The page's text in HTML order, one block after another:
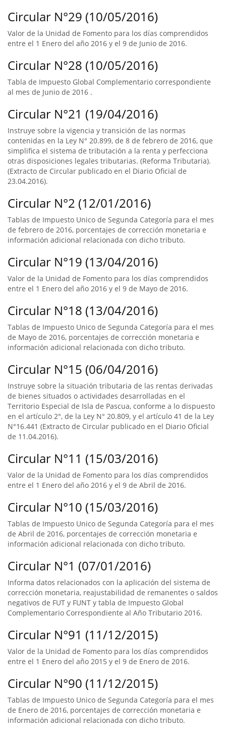
Circular N°29 (10/05/2016)
Valor de la Unidad de Fomento para los días comprendidos
entre el 1 Enero del año 2016 y el 9 de Junio de 2016.
Circular N°28 (10/05/2016)
Tabla de Impuesto Global Complementario correspondiente
al mes de Junio de 2016 .
Circular N°21 (19/04/2016)
Instruye sobre la vigencia y transición de las normas
contenidas en la Ley N° 20.899, de 8 de febrero de 2016, que
simplifica el sistema de tributación a la renta y perfecciona
otras disposiciones legales tributarias. (Reforma Tributaria).
(Extracto de Circular publicado en el Diario Oficial de
23.04.2016).
Circular N°2 (12/01/2016)
Tablas de Impuesto Unico de Segunda Categoría para el mes
de febrero de 2016, porcentajes de corrección monetaria e
información adicional relacionada con dicho tributo.
Circular N°19 (13/04/2016)
Valor de la Unidad de Fomento para los días comprendidos
entre el 1 Enero del año 2016 y el 9 de Mayo de 2016.
Circular N°18 (13/04/2016)
Tablas de Impuesto Unico de Segunda Categoría para el mes
de Mayo de 2016, porcentajes de corrección monetaria e
información adicional relacionada con dicho tributo.
Circular N°15 (06/04/2016)
Instruye sobre la situación tributaria de las rentas derivadas
de bienes situados o actividades desarrolladas en el
Territorio Especial de Isla de Pascua, conforme a lo dispuesto
en el artículo 2°, de la Ley N° 20.809, y el artículo 41 de la Ley
N°16.441 (Extracto de Circular publicado en el Diario Oficial
de 11.04.2016).
Circular N°11 (15/03/2016)
Valor de la Unidad de Fomento para los días comprendidos
entre el 1 Enero del año 2016 y el 9 de Abril de 2016.
Circular N°10 (15/03/2016)
Tablas de Impuesto Unico de Segunda Categoría para el mes
de Abril de 2016, porcentajes de corrección monetaria e
información adicional relacionada con dicho tributo.
Circular N°1 (07/01/2016)
Informa datos relacionados con la aplicación del sistema de
corrección monetaria, reajustabilidad de remanentes o saldos
negativos de FUT y FUNT y tabla de Impuesto Global
Complementario Correspondiente al Año Tributario 2016.
Circular N°91 (11/12/2015)
Valor de la Unidad de Fomento para los días comprendidos
entre el 1 Enero del año 2015 y el 9 de Enero de 2016.
Circular N°90 (11/12/2015)
Tablas de Impuesto Unico de Segunda Categoría para el mes
de Enero de 2016, porcentajes de corrección monetaria e
información adicional relacionada con dicho tributo.